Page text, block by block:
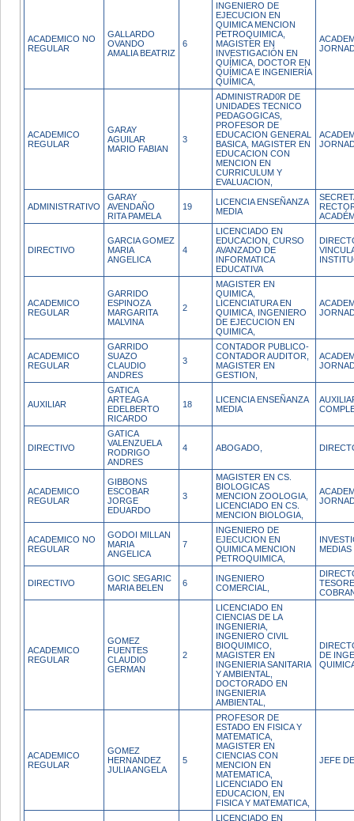
ACADEMICO NO
REGULAR
GALLARDO
OVANDO
AMALIA BEATRIZ
6
INGENIERO DE
EJECUCION EN
QUIMICA MENCION
PETROQUIMICA,
MAGISTER EN
INVESTIGACIÓN EN
QUÍMICA, DOCTOR EN
QUÍMICA E INGENIERÍA
QUÍMICA,
ACADEMICO
REGULAR
GARAY
AGUILAR
MARIO FABIAN
3
ADMINISTRAD0R DE
UNIDADES TECNICO
PEDAGOGICAS,
PROFESOR DE
EDUCACION GENERAL
BASICA, MAGISTER EN
EDUCACION CON
MENCION EN
CURRICULUM Y
EVALUACION,
ADMINISTRATIVO
GARAY
AVENDAÑO
RITA PAMELA
19
LICENCIA ENSEÑANZA
MEDIA
DIRECTIVO
GARCIA GOMEZ
MARIA
ANGELICA
4
LICENCIADO EN
EDUCACION, CURSO
AVANZADO DE
INFORMATICA
EDUCATIVA
ACADEMICO
REGULAR
GARRIDO
ESPINOZA
MARGARITA
MALVINA
2
MAGISTER EN
QUIMICA,
LICENCIATURA EN
QUIMICA, INGENIERO
DE EJECUCION EN
QUIMICA,
ACADEMICO
REGULAR
GARRIDO
SUAZO
CLAUDIO
ANDRES
3
CONTADOR PUBLICO-
CONTADOR AUDITOR,
MAGISTER EN
GESTION,
AUXILIAR
GATICA
ARTEAGA
EDELBERTO
RICARDO
18
LICENCIA ENSEÑANZA
MEDIA
DIRECTIVO
GATICA
VALENZUELA
RODRIGO
ANDRES
4 ABOGADO,
ACADEMICO
REGULAR
GIBBONS
ESCOBAR
JORGE
EDUARDO
3
MAGISTER EN CS.
BIOLOGICAS
MENCION ZOOLOGIA,
LICENCIADO EN CS.
MENCION BIOLOGIA,
ACADEMICO NO
REGULAR
GODOI MILLAN
MARIA
ANGELICA
7
INGENIERO DE
EJECUCION EN
QUIMICA MENCION
PETROQUIMICA,
DIRECTIVO
GOIC SEGARIC
MARIA BELEN
6
INGENIERO
COMERCIAL,
ACADEMICO
REGULAR
GOMEZ
FUENTES
CLAUDIO
GERMAN
2
LICENCIADO EN
CIENCIAS DE LA
INGENIERIA,
INGENIERO CIVIL
BIOQUIMICO,
MAGISTER EN
INGENIERIA SANITARIA
Y AMBIENTAL,
DOCTORADO EN
INGENIERIA
AMBIENTAL,
DE
ACADEMICO
REGULAR
GOMEZ
HERNANDEZ
JULIA ANGELA
5
PROFESOR DE
ESTADO EN FISICA Y
MATEMATICA,
MAGISTER EN
CIENCIAS CON
MENCION EN
MATEMATICA,
LICENCIADO EN
EDUCACION, EN
FISICA Y MATEMATICA,
JEFE
LICENCIADO EN